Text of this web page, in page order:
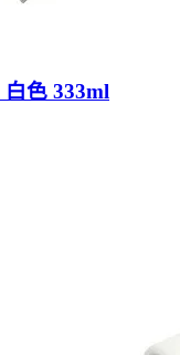
色 333ml